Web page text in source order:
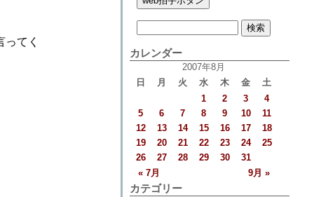
てく
カレンダー
2007年8月
日
月 火 水 木 金 土
« 7月 9月 »
1 2 3
4
5
6 7 8 9 10
11
12
13 14 15 16 17
18
19
20 21 22 23 24
25
26
27 28 29 30 31
カテゴリー